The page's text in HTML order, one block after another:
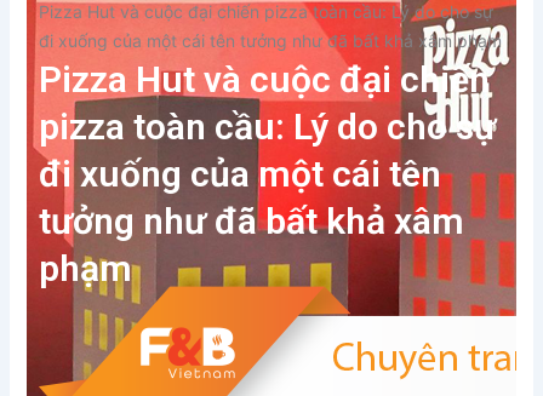
Pizza Hut và cuộc đại chiến pizza toàn cầu: Lý do cho sự
đi xuống của một cái tên tưởng như đã bất khả xâm phạm
Pizza Hut và cuộc đại chiến
pizza toàn cầu: Lý do cho sự
đi xuống của một cái tên
tưởng như đã bất khả xâm
phạm